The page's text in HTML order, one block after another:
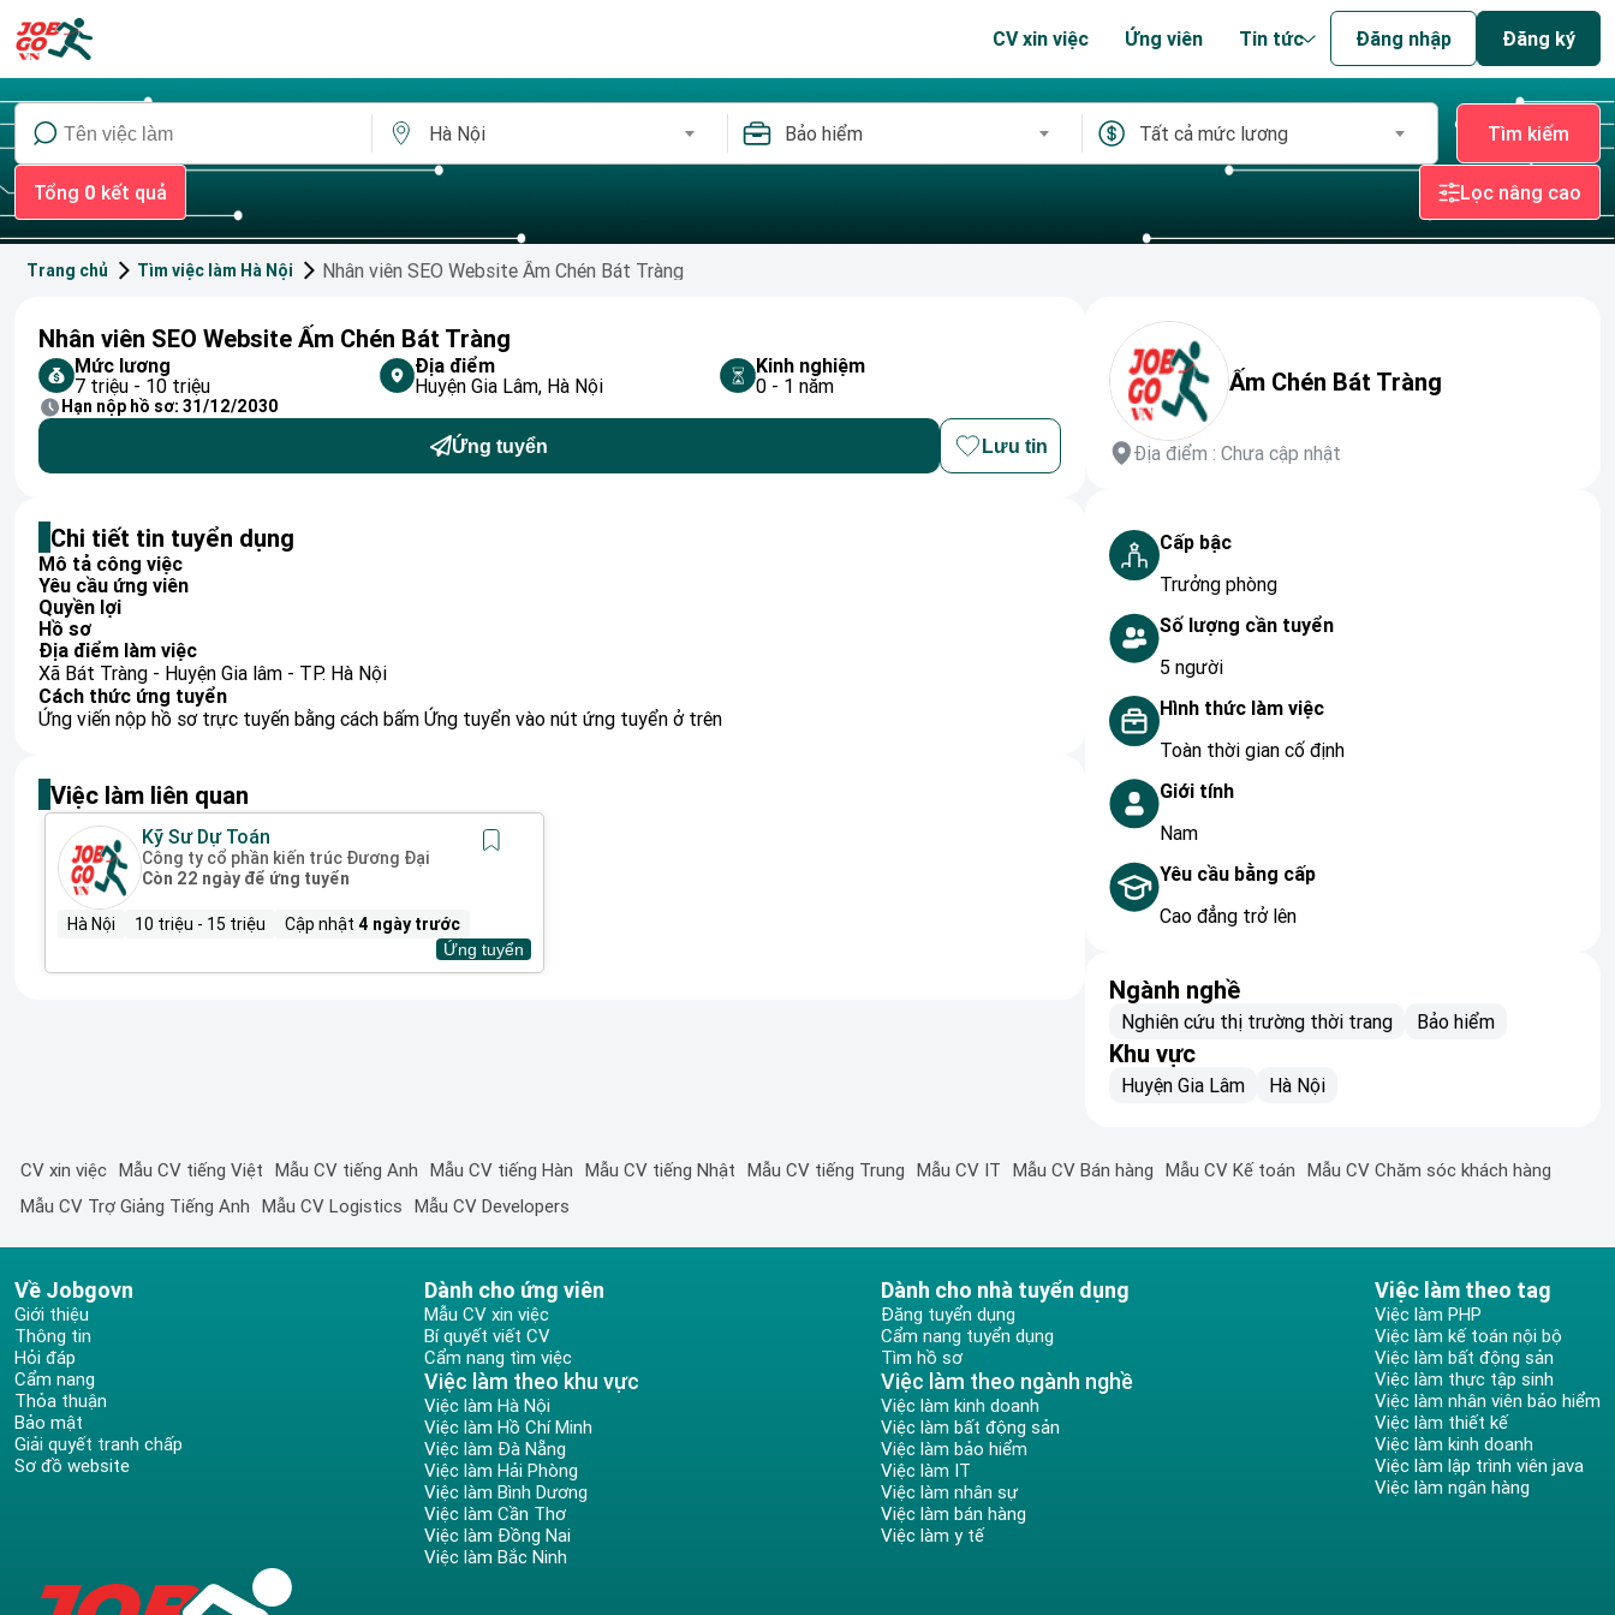
CV xin việc Ứng viên Tin tức Đăng nhập Đăng ký
Hà Nội Bảo hiểm Tất cả mức lương Tìm kiếm
Tổng 0 kết quả Lọc nâng cao
Trang chủ Tìm việc làm Hà Nội Nhân viên SEO Website Ấm Chén Bát Tràng
Nhân viên SEO Website Ấm Chén Bát Tràng
Mức lương
7 triệu - 10 triệu
Địa điểm
Huyện Gia Lâm, Hà Nội
Kinh nghiệm
0 - 1 năm
Hạn nộp hồ sơ: 31/12/2030
Ứng tuyển Lưu tin
Chi tiết tin tuyển dụng
Mô tả công việc
Yêu cầu ứng viên
Quyền lợi
Hồ sơ
Địa điểm làm việc
Xã Bát Tràng - Huyện Gia lâm - TP. Hà Nội
Cách thức ứng tuyển
Ứng viến nộp hồ sơ trực tuyến bằng cách bấm Ứng tuyển vào nút ứng tuyển ở trên
Việc làm liên quan
Kỹ Sư Dự Toán
Công ty cổ phần kiến trúc Đương Đại
Còn 22 ngày để ứng tuyển
Hà Nội 10 triệu - 15 triệu Cập nhật 4 ngày trước
Ứng tuyển
Ấm Chén Bát Tràng
Địa điểm : Chưa cập nhật
Cấp bậc
Trưởng phòng
Số lượng cần tuyển
5 người
Hình thức làm việc
Toàn thời gian cố định
Giới tính
Nam
Yêu cầu bằng cấp
Cao đẳng trở lên
Ngành nghề
Nghiên cứu thị trường thời trang Bảo hiểm
Khu vực
Huyện Gia Lâm Hà Nội
CV xin việc Mẫu CV tiếng Việt Mẫu CV tiếng Anh Mẫu CV tiếng Hàn Mẫu CV tiếng Nhật Mẫu CV tiếng Trung Mẫu CV IT Mẫu CV Bán hàng Mẫu CV Kế toán Mẫu CV Chăm sóc khách hàng
Mẫu CV Trợ Giảng Tiếng Anh Mẫu CV Logistics Mẫu CV Developers
Về Jobgovn
Giới thiệu
Thông tin
Hỏi đáp
Cẩm nang
Thỏa thuận
Bảo mật
Giải quyết tranh chấp
Sơ đồ website
Dành cho ứng viên
Mẫu CV xin việc
Bí quyết viết CV
Cẩm nang tìm việc
Việc làm theo khu vực
Việc làm Hà Nội
Việc làm Hồ Chí Minh
Việc làm Đà Nẵng
Việc làm Hải Phòng
Việc làm Bình Dương
Việc làm Cần Thơ
Việc làm Đồng Nai
Việc làm Bắc Ninh
Dành cho nhà tuyển dụng
Đăng tuyển dụng
Cẩm nang tuyển dụng
Tìm hồ sơ
Việc làm theo ngành nghề
Việc làm kinh doanh
Việc làm bất động sản
Việc làm bảo hiểm
Việc làm IT
Việc làm nhân sự
Việc làm bán hàng
Việc làm y tế
Việc làm theo tag
Việc làm PHP
Việc làm kế toán nội bộ
Việc làm bất động sản
Việc làm thực tập sinh
Việc làm nhân viên bảo hiểm
Việc làm thiết kế
Việc làm kinh doanh
Việc làm lập trình viên java
Việc làm ngân hàng